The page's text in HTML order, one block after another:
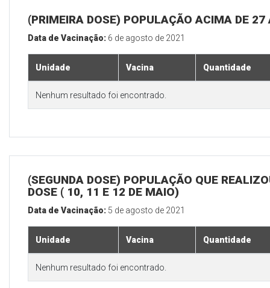
(PRIMEIRA DOSE) POPULAÇÃO ACIMA DE 27
Data de Vacinação: 6 de agosto de 2021
Unidade Vacina Quantidade
Nenhum resultado foi encontrado.
(SEGUNDA DOSE) POPULAÇÃO QUE
DOSE ( 10, 11 E 12 DE MAIO)
Data de Vacinação: 5 de agosto de 2021
Unidade Vacina Quantidade
Nenhum resultado foi encontrado.